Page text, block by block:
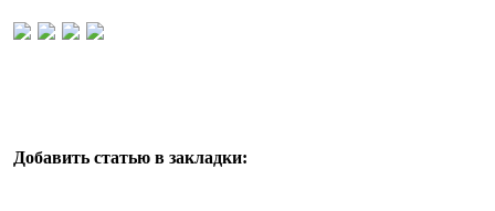
Добавить статью в закладки: